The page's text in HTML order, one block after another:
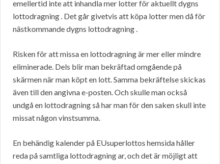
emellertid inte att inhandla mer lotter för aktuellt dygns
lottodragning . Det går givetvis att köpa lotter men då för
nästkommande dygns lottodragning .
Risken för att missa en lottodragning är mer eller mindre
eliminerade. Dels blir man bekräftad omgående på
skärmen när man köpt en lott. Samma bekräftelse skickas
även till den angivna e-posten. Och skulle man också
undgå en lottodragning så har man för den saken skull inte
missat någon vinstsumma.
En behändig kalender på EUsuperlottos hemsida håller
reda på samtliga lottodragning ar, och det är möjligt att